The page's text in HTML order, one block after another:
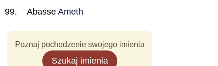
Abasse Ameth
Poznaj pochodzenie swojego imienia
Szukaj imienia